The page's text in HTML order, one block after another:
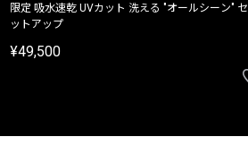
限定 吸水速乾 UVカット 洗える "オールシーン" セ
ットアップ
¥49,500